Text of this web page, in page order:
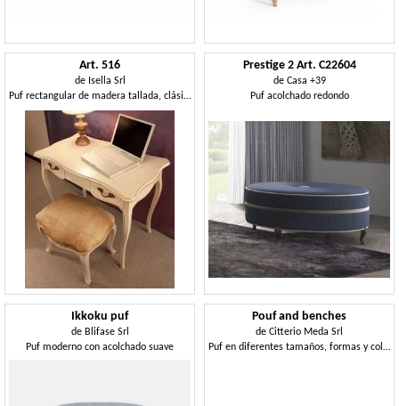
Art. 516
de Isella Srl
Puf rectangular de madera tallada, clásico de lujo
Prestige 2 Art. C22604
de Casa +39
Puf acolchado redondo
Ikkoku puf
de Blifase Srl
Puf moderno con acolchado suave
Pouf and benches
de Citterio Meda Srl
Puf en diferentes tamaños, formas y colores para la sala